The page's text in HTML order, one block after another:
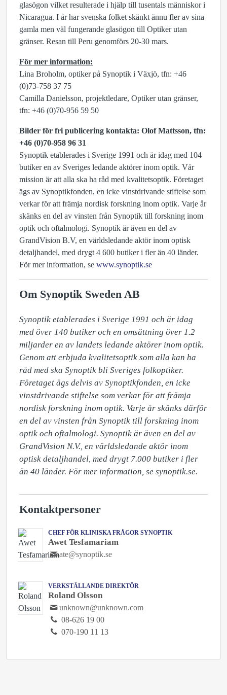
glasögon vilket resulterade i hjälp till tusentals människor i
Nicaragua. I år har svenska folket skänkt ännu fler av sina
gamla men väl fungerande glasögon till Optiker utan
gränser. Resan till Peru genomförs 20-30 mars.
För mer information:
Lina Broholm, optiker på Synoptik i Växjö, tfn: +46
(0)73-758 37 75
Camilla Danielsson, projektledare, Optiker utan gränser,
tfn: +46 (0)70-956 59 50
Bilder för fri publicering kontakta: Olof Mattsson, tfn:
+46 (0)70-958 96 31
Synoptik etablerades i Sverige 1991 och är idag med 104
butiker en av Sveriges ledande aktörer inom optik. Vår
mission är att alla ska ha råd med kvalitetsoptik. Företaget
ägs av Synoptikfonden, en icke vinstdrivande stiftelse som
verkar för att främja nordisk forskning inom optik. Varje år
skänks en del av vinsten från Synoptik till forskning inom
optik och oftalmologi. Synoptik är även en del av
GrandVision B.V, en världsledande aktör inom optisk
detaljhandel, med drygt 4 600 butiker i fler än 40 länder.
För mer information, se www.synoptik.se
Om Synoptik Sweden AB
Synoptik etablerades i Sverige 1991 och är idag
med över 140 butiker och en omsättning över 1.2
miljarder en av landets ledande aktörer inom optik.
Genom att erbjuda kvalitetsoptik som alla kan ha
råd med ska Synoptik bli Sveriges folkoptiker.
Företaget ägs delvis av Synoptikfonden, en icke
vinstdrivande stiftelse som verkar för att främja
nordisk forskning inom optik. Varje år skänks därför
en del av vinsten från Synoptik till forskning inom
optik och oftalmologi. Synoptik är även en del av
GrandVision N.V., en världsledande aktör inom
optisk detaljhandel, med drygt 7.000 butiker i fler
än 40 länder. För mer information, se synoptik.se.
Kontaktpersoner
CHEF FÖR KLINISKA FRÅGOR SYNOPTIK
Awet Tesfamariam
ate@synoptik.se
VERKSTÄLLANDE DIREKTÖR
Roland Olsson
unknown@unknown.com
08-626 19 00
070-190 11 13